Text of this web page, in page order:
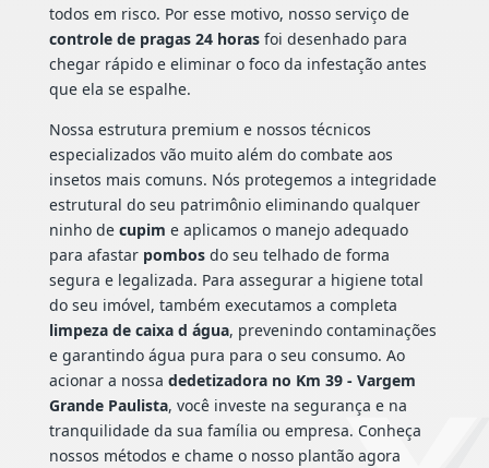
todos em risco. Por esse motivo, nosso serviço de
controle de pragas 24 horasfoi desenhado para
chegar rápido e eliminar o foco da infestação antes
que ela se espalhe.
Nossa estrutura premium e nossos técnicos
especializados vão muito além do combate aos
insetos mais comuns. Nós protegemos a integridade
estrutural do seu patrimônio eliminando qualquer
ninho de cupim e aplicamos o manejo adequado
para afastar pombosdo seu telhado de forma
segura e legalizada. Para assegurar a higiene total
do seu imóvel, também executamos a completa
limpeza de caixa d água, prevenindo contaminações
e garantindo água pura para o seu consumo. Ao
acionar a nossa dedetizadora no Km 39 - Vargem
Grande Paulista, você investe na segurança e na
tranquilidade da sua família ou empresa. Conheça
nossos métodos e chame o nosso plantão agora